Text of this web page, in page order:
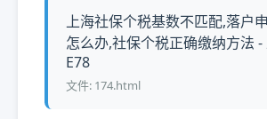
上海社保个税基数不匹配,落户
怎么办,社保个税正确缴纳方法 -
E78
文件: 174.html